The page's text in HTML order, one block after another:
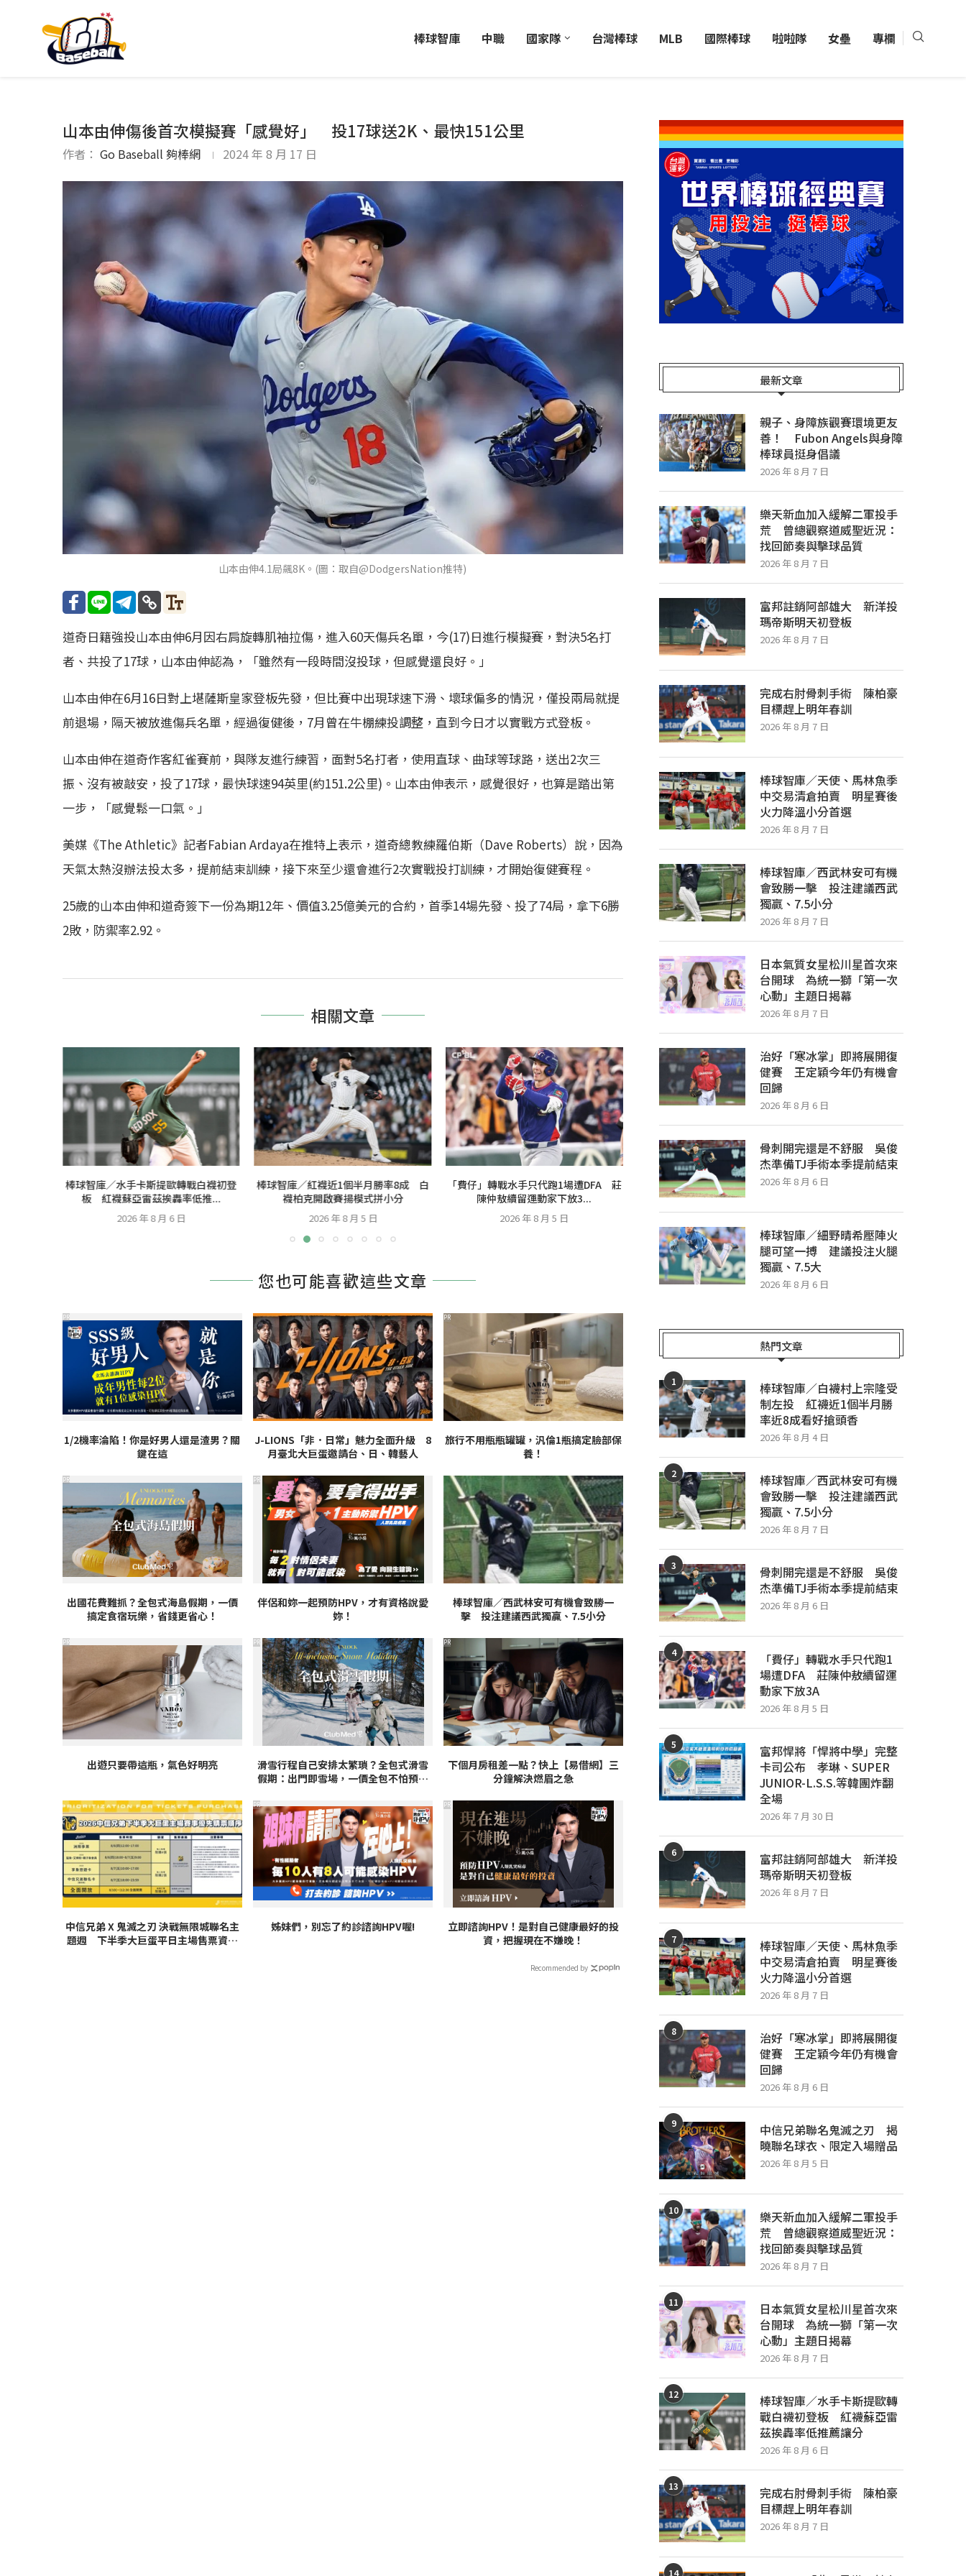
棒球智庫 中職 國家隊 台灣棒球 MLB 國際棒球 啦啦隊 女壘 專欄
山本由伸傷後首次模擬賽「感覺好」 投17球送2K、最快151公里
作者： Go Baseball 夠棒網 2024 年 8 月 17 日
山本由伸4.1局飆8K。(圖：取自@DodgersNation推特)
道奇日籍強投山本由伸6月因右肩旋轉肌袖拉傷，進入60天傷兵名單，今(17)日進行模擬賽，對決5名打
者、共投了17球，山本由伸認為，「雖然有一段時間沒投球，但感覺還良好。」
山本由伸在6月16日對上堪薩斯皇家登板先發，但比賽中出現球速下滑、壞球偏多的情況，僅投兩局就提
前退場，隔天被放進傷兵名單，經過復健後，7月曾在牛棚練投調整，直到今日才以實戰方式登板。
山本由伸在道奇作客紅雀賽前，與隊友進行練習，面對5名打者，使用直球、曲球等球路，送出2次三
振、沒有被敲安，投了17球，最快球速94英里(約151.2公里)。山本由伸表示，感覺很好，也算是踏出第
一步，「感覺鬆一口氣。」
美媒《The Athletic》記者Fabian Ardaya在推特上表示，道奇總教練羅伯斯（Dave Roberts）說，因為
天氣太熱沒辦法投太多，提前結束訓練，接下來至少還會進行2次實戰投打訓練，才開始復健賽程。
25歲的山本由伸和道奇簽下一份為期12年、價值3.25億美元的合約，首季14場先發、投了74局，拿下6勝
2敗，防禦率2.92。
相關文章
棒球智庫／水手卡斯提歐轉戰白襪初登
板 紅襪蘇亞雷茲挨轟率低推...
2026 年 8 月 6 日
棒球智庫／紅襪近1個半月勝率8成 白
襪柏克開啟賽揚模式拼小分
2026 年 8 月 5 日
「費仔」轉戰水手只代跑1場遭DFA 莊
陳仲敖續留運動家下放3...
2026 年 8 月 5 日
棒球智庫／白襪村上宗隆受制左投 紅
襪近1個半月勝率近8成看好...
您也可能喜歡這些文章
1/2機率淪陷！你是好男人還是渣男？關
鍵在這
PR
J-LIONS「非．日常」魅力全面升級 8
月臺北大巨蛋邀請台、日、韓藝人
旅行不用瓶瓶罐罐，汎倫1瓶搞定臉部保
養！
PR
出國花費難抓？全包式海島假期，一價
搞定食宿玩樂，省錢更省心！
PR
伴侶和妳一起預防HPV，才有資格說愛
妳！
PR
棒球智庫／西武林安可有機會致勝一
擊 投注建議西武獨贏、7.5小分
出遊只要帶這瓶，氣色好明亮
PR
滑雪行程自己安排太繁瑣？全包式滑雪
假期：出門即雪場，一價全包不怕預算
PR
下個月房租差一點？快上【易借網】三
分鐘解決燃眉之急
PR
中信兄弟 X 鬼滅之刃 決戰無限城聯名主
題週 下半季大巨蛋平日主場售票資訊
姊妹們，別忘了約診諮詢HPV喔!
PR
立即諮詢HPV！是對自己健康最好的投
資，把握現在不嫌晚！
PR
Recommended by
最新文章
親子、身障族觀賽環境更友
善！ Fubon Angels與身障
棒球員挺身倡議
2026 年 8 月 7 日
樂天新血加入緩解二軍投手
荒 曾總觀察道威聖近況：
找回節奏與擊球品質
2026 年 8 月 7 日
富邦註銷阿部雄大 新洋投
瑪帝斯明天初登板
2026 年 8 月 7 日
完成右肘骨刺手術 陳柏豪
目標趕上明年春訓
2026 年 8 月 7 日
棒球智庫／天使、馬林魚季
中交易清倉拍賣 明星賽後
火力降溫小分首選
2026 年 8 月 7 日
棒球智庫／西武林安可有機
會致勝一擊 投注建議西武
獨贏、7.5小分
2026 年 8 月 7 日
日本氣質女星松川星首次來
台開球 為統一獅「第一次
心動」主題日揭幕
2026 年 8 月 7 日
治好「寒冰掌」即將展開復
健賽 王定穎今年仍有機會
回歸
2026 年 8 月 6 日
骨刺開完還是不舒服 吳俊
杰準備TJ手術本季提前結束
2026 年 8 月 6 日
棒球智庫／細野晴希壓陣火
腿可望一搏 建議投注火腿
獨贏、7.5大
2026 年 8 月 6 日
熱門文章
1
棒球智庫／白襪村上宗隆受
制左投 紅襪近1個半月勝
率近8成看好搶頭香
2026 年 8 月 4 日
2
棒球智庫／西武林安可有機
會致勝一擊 投注建議西武
獨贏、7.5小分
2026 年 8 月 7 日
3
骨刺開完還是不舒服 吳俊
杰準備TJ手術本季提前結束
2026 年 8 月 6 日
4
「費仔」轉戰水手只代跑1
場遭DFA 莊陳仲敖續留運
動家下放3A
2026 年 8 月 5 日
5
富邦悍將「悍將中學」完整
卡司公布 孝琳、SUPER
JUNIOR-L.S.S.等韓團炸翻
全場
2026 年 7 月 30 日
6
富邦註銷阿部雄大 新洋投
瑪帝斯明天初登板
2026 年 8 月 7 日
7
棒球智庫／天使、馬林魚季
中交易清倉拍賣 明星賽後
火力降溫小分首選
2026 年 8 月 7 日
8
治好「寒冰掌」即將展開復
健賽 王定穎今年仍有機會
回歸
2026 年 8 月 6 日
9
中信兄弟聯名鬼滅之刃 揭
曉聯名球衣、限定入場贈品
2026 年 8 月 5 日
10
樂天新血加入緩解二軍投手
荒 曾總觀察道威聖近況：
找回節奏與擊球品質
2026 年 8 月 7 日
11
日本氣質女星松川星首次來
台開球 為統一獅「第一次
心動」主題日揭幕
2026 年 8 月 7 日
12
棒球智庫／水手卡斯提歐轉
戰白襪初登板 紅襪蘇亞雷
茲挨轟率低推薦讓分
2026 年 8 月 6 日
13
完成右肘骨刺手術 陳柏豪
目標趕上明年春訓
2026 年 8 月 7 日
14